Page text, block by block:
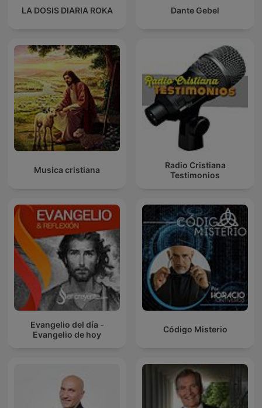
LA DOSIS DIARIA ROKA Dante Gebel
Musica cristiana
Radio Cristiana
Testimonios
Evangelio del día -
Evangelio de hoy
Código Misterio